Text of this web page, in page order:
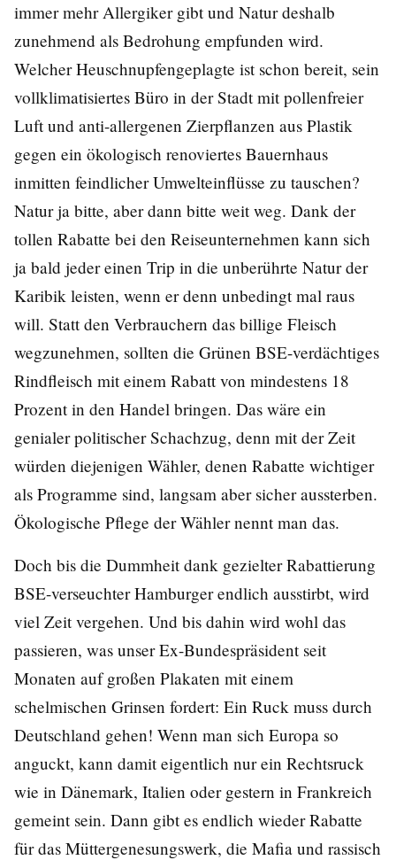
immer mehr Allergiker gibt und Natur deshalb
zunehmend als Bedrohung empfunden wird.
Welcher Heuschnupfengeplagte ist schon bereit, sein
vollklimatisiertes Büro in der Stadt mit pollenfreier
Luft und anti-allergenen Zierpflanzen aus Plastik
gegen ein ökologisch renoviertes Bauernhaus
inmitten feindlicher Umwelteinflüsse zu tauschen?
Natur ja bitte, aber dann bitte weit weg. Dank der
tollen Rabatte bei den Reiseunternehmen kann sich
ja bald jeder einen Trip in die unberührte Natur der
Karibik leisten, wenn er denn unbedingt mal raus
will. Statt den Verbrauchern das billige Fleisch
wegzunehmen, sollten die Grünen BSE-verdächtiges
Rindfleisch mit einem Rabatt von mindestens 18
Prozent in den Handel bringen. Das wäre ein
genialer politischer Schachzug, denn mit der Zeit
würden diejenigen Wähler, denen Rabatte wichtiger
als Programme sind, langsam aber sicher aussterben.
Ökologische Pflege der Wähler nennt man das.
Doch bis die Dummheit dank gezielter Rabattierung
BSE-verseuchter Hamburger endlich ausstirbt, wird
viel Zeit vergehen. Und bis dahin wird wohl das
passieren, was unser Ex-Bundespräsident seit
Monaten auf großen Plakaten mit einem
schelmischen Grinsen fordert: Ein Ruck muss durch
Deutschland gehen! Wenn man sich Europa so
anguckt, kann damit eigentlich nur ein Rechtsruck
wie in Dänemark, Italien oder gestern in Frankreich
gemeint sein. Dann gibt es endlich wieder Rabatte
für das Müttergenesungswerk, die Mafia und rassisch